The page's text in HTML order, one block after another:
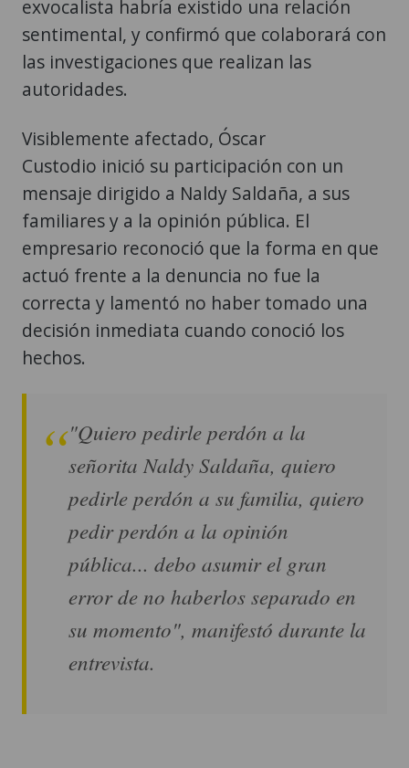
exvocalista habría existido una relación
sentimental, y confirmó que colaborará con
las investigaciones que realizan las
autoridades.
Visiblemente afectado, Óscar
Custodio inició su participación con un
mensaje dirigido a Naldy Saldaña, a sus
familiares y a la opinión pública. El
empresario reconoció que la forma en que
actuó frente a la denuncia no fue la
correcta y lamentó no haber tomado una
decisión inmediata cuando conoció los
hechos.
"Quiero pedirle perdón a la
señorita Naldy Saldaña, quiero
pedirle perdón a su familia, quiero
pedir perdón a la opinión
pública... debo asumir el gran
error de no haberlos separado en
su momento", manifestó durante la
entrevista.